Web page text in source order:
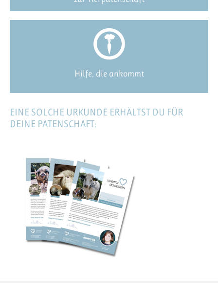
Hilfe, die ankommt
EINE SOLCHE URKUNDE ERHÄLTST DU FÜR
DEINE PATENSCHAFT: